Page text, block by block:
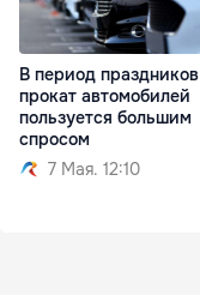
В период праздников
прокат автомобилей
пользуется большим
спросом
7 Мая. 12:10